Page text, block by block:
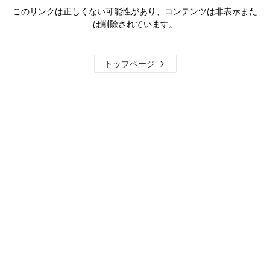
このリンクは正しくない可能性があり、コンテンツは非表示また
は削除されています。
トップページ